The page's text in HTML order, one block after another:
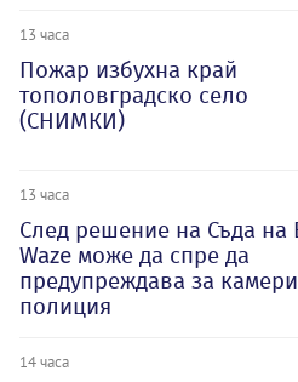
13 часа
Пожар избухна край
тополовградско село
(СНИМКИ)
13 часа
След решение на Съда на
Waze може да спре да
предупреждава за
полиция
14 часа